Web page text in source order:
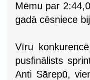
Mēmu par
gadā cēsniece
Vīru
pusfinālists
Anti Sārepū,